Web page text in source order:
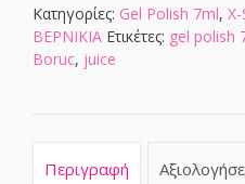
ml
ποσότητα
Κατηγορίες: Gel Polish 7ml,
ΒΕΡΝΙΚΙΑ Ετικέτες: gel polish
Boruc, juice
Περιγραφή